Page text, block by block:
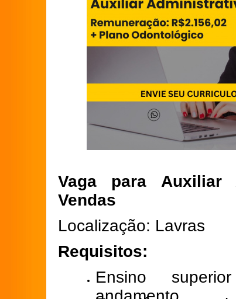
Vaga para Auxiliar
Vendas
Localização: Lavras
Requisitos:
Ensino
andamento